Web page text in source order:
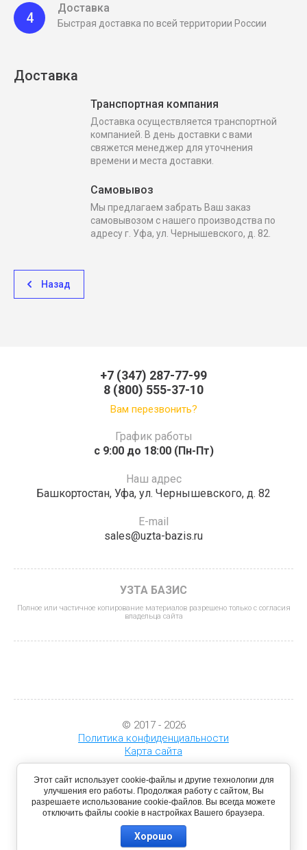
4
Доставка
Быстрая доставка по всей территории России
Доставка
Транспортная компания
Доставка осуществляется транспортной
компанией. В день доставки с вами
свяжется менеджер для уточнения
времени и места доставки.
Самовывоз
Мы предлагаем забрать Ваш заказ
самовывозом с нашего производства по
адресу г. Уфа, ул. Чернышевского, д. 82.
Назад
+7 (347) 287-77-99
8 (800) 555-37-10
Вам перезвонить?
График работы
c 9:00 до 18:00 (Пн-Пт)
Наш адрес
Башкортостан, Уфа, ул. Чернышевского, д. 82
E-mail
sales@uzta-bazis.ru
УЗТА БАЗИС
Полное или частичное копирование материалов разрешено только с согласия
владельца сайта
© 2017 - 2026
Политика конфиденциальности
Карта сайта
Этот сайт использует cookie-файлы и другие технологии для
улучшения его работы. Продолжая работу с сайтом, Вы
разрешаете использование cookie-файлов. Вы всегда можете
отключить файлы cookie в настройках Вашего браузера.
Хорошо